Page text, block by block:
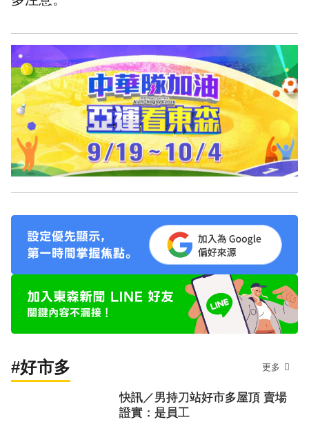
#好市多 更多
快訊／男持刀站好市多屋頂 賣場
證實：是員工